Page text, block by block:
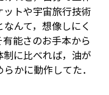
トや宇宙旅行技術
んて，想像しにく
能さのお手本から
に比べれば，油が
かに動作してた．